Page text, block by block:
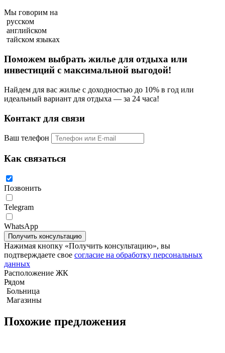
Мы говорим на
русском
английском
тайском языках
Поможем выбрать жилье для отдыха или
инвестиций с максимальной выгодой!
Найдем для вас жилье с доходностью до 10% в год или
идеальный вариант для отдыха — за 24 часа!
Контакт для связи
Ваш телефон
Как связаться
Позвонить
Telegram
WhatsApp
Нажимая кнопку «Получить консультацию», вы
подтверждаете свое согласие на обработку персональных
данных
Расположение ЖК
Студия 33м2 в The Riviera Jomtien
Рядом
Больница
Магазины
Похожие предложения